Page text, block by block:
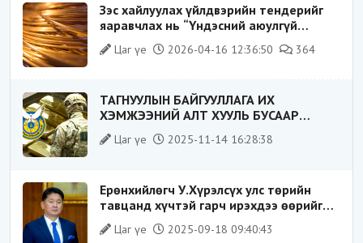
Зэс хайлуулах үйлдвэрийн тендерийг
яаравчлах нь “Үндэсний аюулгүй
байдал“-д эрсдэлтэй юу?
Цаг үе 2026-04-16 12:36:50 364
ТАГНУУЛЫН БАЙГУУЛЛАГА ИХ
ХЭМЖЭЭНИЙ АЛТ ХУУЛЬ БУСААР
ХИЛЭЭР ГАРГАХ ГЭЖ БАЙСАН
ҮЙЛДЛИЙГ ТАСЛАН ЗОГСООЛОО
Цаг үе 2025-11-14 16:28:38
Ерөнхийлөгч У.Хүрэлсүх улс төрийн
тавцанд хүчтэй гарч ирэхдээ өөрийгөө
шударга ёсны төлөө тэмцэгч, “хуучин
тогтолцооны хонгилыг нураагч” гэсэн
Цаг үе 2025-09-18 09:40:43